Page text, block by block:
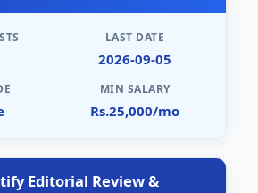
LAST DATE
2026-09-05
MIN SALARY
Rs.25,000/mo
Editorial Review &